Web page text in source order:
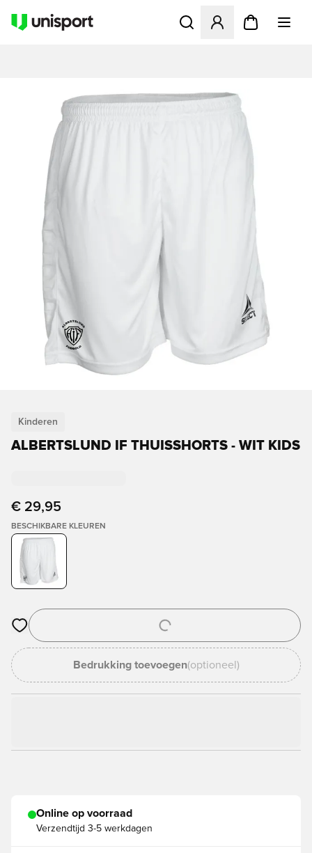
Opent een venster om in
Kinderen
ALBERTSLUND IF THUISSHORTS - WIT KIDS
€ 29,95
BESCHIKBARE KLEUREN
Opent een venster om in te loggen of je aan te melden als lid
Bedrukking toevoegen(optioneel)
Online op voorraad
Verzendtijd 3-5 werkdagen